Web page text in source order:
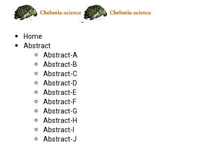
Home
Abstract
Abstract-A
Abstract-B
Abstract-C
Abstract-D
Abstract-E
Abstract-F
Abstract-G
Abstract-H
Abstract-I
Abstract-J